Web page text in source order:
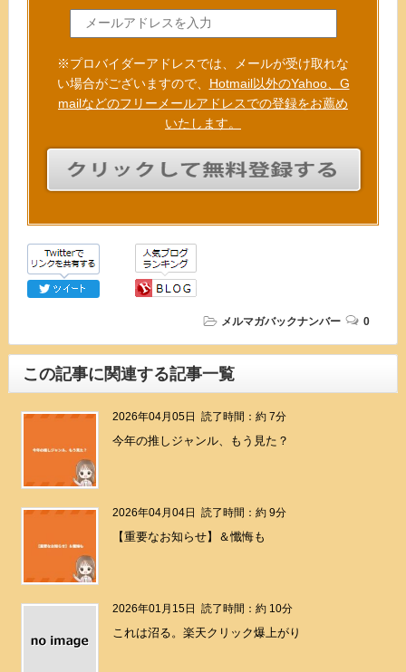
※プロバイダーアドレスでは、メールが受け取れな
い場合がございますので、 Hotmail以外のYahoo、G
mailなどのフリーメールアドレスでの登録をお薦め
いたします。
メルマガバックナンバー 0
この記事に関連する記事一覧
2026年04月05日 読了時間：約 7分
今年の推しジャンル、もう見た？
2026年04月04日 読了時間：約 9分
【重要なお知らせ】＆懺悔も
2026年01月15日 読了時間：約 10分
これは沼る。楽天クリック爆上がり